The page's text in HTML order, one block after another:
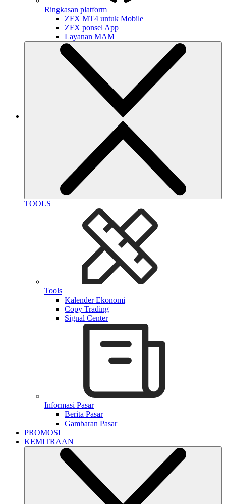
Ringkasan platform
ZFX MT4 untuk Mobile
ZFX ponsel App
Layanan MAM
TOOLS
Tools
Kalender Ekonomi
Copy Trading
Signal Center
Informasi Pasar
Berita Pasar
Gambaran Pasar
PROMOSI
KEMITRAAN